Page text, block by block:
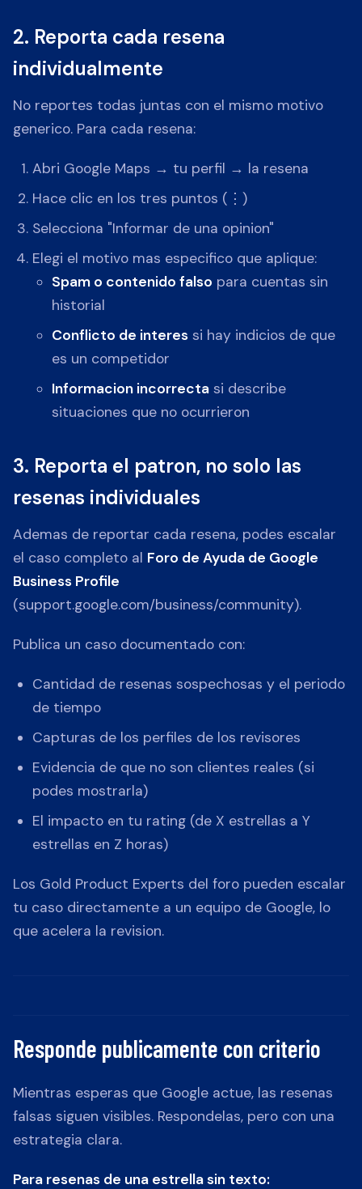
2. Reporta cada resena
individualmente
No reportes todas juntas con el mismo motivo
generico. Para cada resena:
Abri Google Maps → tu perfil → la resena
Hace clic en los tres puntos (⋮)
Selecciona "Informar de una opinion"
Elegi el motivo mas especifico que aplique:
Spam o contenido falso para cuentas sin
historial
Conflicto de interes si hay indicios de que
es un competidor
Informacion incorrecta si describe
situaciones que no ocurrieron
3. Reporta el patron, no solo las
resenas individuales
Ademas de reportar cada resena, podes escalar
el caso completo al Foro de Ayuda de Google
Business Profile
(support.google.com/business/community).
Publica un caso documentado con:
Cantidad de resenas sospechosas y el periodo
de tiempo
Capturas de los perfiles de los revisores
Evidencia de que no son clientes reales (si
podes mostrarla)
El impacto en tu rating (de X estrellas a Y
estrellas en Z horas)
Los Gold Product Experts del foro pueden escalar
tu caso directamente a un equipo de Google, lo
que acelera la revision.
Responde publicamente con criterio
Mientras esperas que Google actue, las resenas
falsas siguen visibles. Respondelas, pero con una
estrategia clara.
Para resenas de una estrella sin texto: